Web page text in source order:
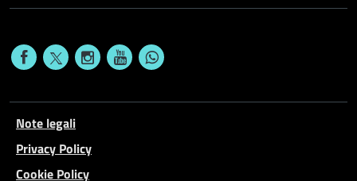
Note legali
Privacy Policy
Cookie Policy